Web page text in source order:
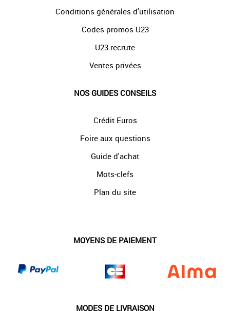
Conditions générales d'utilisation
Codes promos U23
U23 recrute
Ventes privées
NOS GUIDES CONSEILS
Crédit Euros
Foire aux questions
Guide d'achat
Mots-clefs
Plan du site
MOYENS DE PAIEMENT
MODES DE LIVRAISON